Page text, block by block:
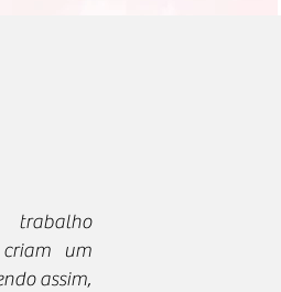
criam um
assim,